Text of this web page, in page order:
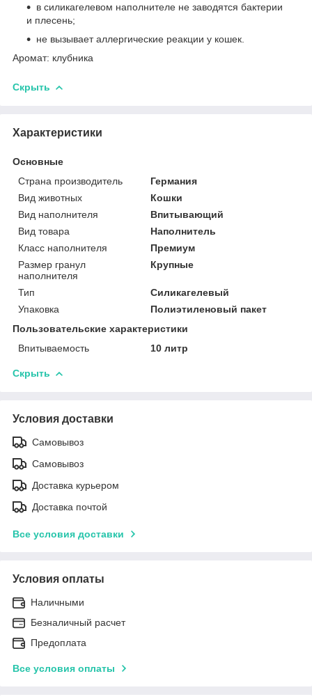
в силикагелевом наполнителе не заводятся бактерии
и плесень;
не вызывает аллергические реакции у кошек.
Аромат: клубника
Скрыть
Характеристики
Основные
Страна производитель
Германия
Вид животных
Кошки
Вид наполнителя
Впитывающий
Вид товара
Наполнитель
Класс наполнителя
Премиум
Размер гранул
наполнителя
Крупные
Тип
Силикагелевый
Упаковка
Полиэтиленовый пакет
Пользовательские характеристики
Впитываемость
10 литр
Скрыть
Условия доставки
Самовывоз
Самовывоз
Доставка курьером
Доставка почтой
Все условия доставки
Условия оплаты
Наличными
Безналичный расчет
Предоплата
Все условия оплаты